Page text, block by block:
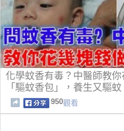
化學蚊香有毒？中醫師教
「驅蚊香包」，養生又驅蚊
950觀看